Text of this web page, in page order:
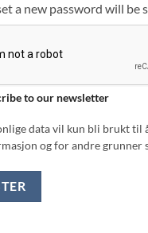
a new password will be
to our newsletter
data vil kun bli brukt til
og for andre grunner